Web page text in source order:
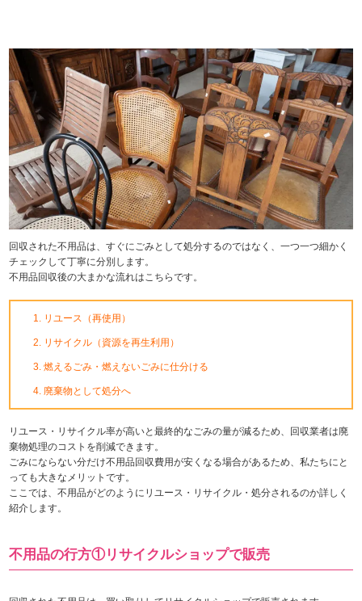
回収された不用品は、すぐにごみとして処分するのではなく、一つ一つ細かく
チェックして丁寧に分別します。
不用品回収後の大まかな流れはこちらです。
リユース（再使用）
リサイクル（資源を再生利用）
燃えるごみ・燃えないごみに仕分ける
廃棄物として処分へ
リユース・リサイクル率が高いと最終的なごみの量が減るため、回収業者は廃
棄物処理のコストを削減できます。
ごみにならない分だけ不用品回収費用が安くなる場合があるため、私たちにと
っても大きなメリットです。
ここでは、不用品がどのようにリユース・リサイクル・処分されるのか詳しく
紹介します。
不用品の行方①リサイクルショップで販売